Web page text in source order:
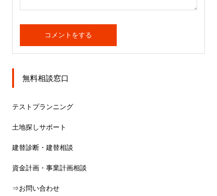
無料相談窓口
テストプランニング
土地探しサポート
建替診断・建替相談
資金計画・事業計画相談
⇒お問い合わせ